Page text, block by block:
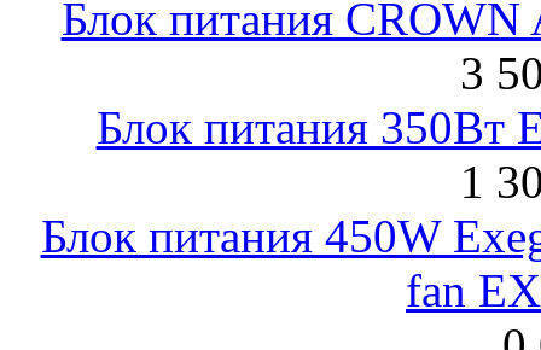
Блок питания
3
Блок питания 350Вт
1
Блок питания 450W
fan